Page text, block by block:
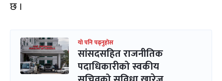
छ ।
यो पनि पढ्नुहोस
सांसदसहित राजनीतिक
पदाधिकारीको स्वकीय